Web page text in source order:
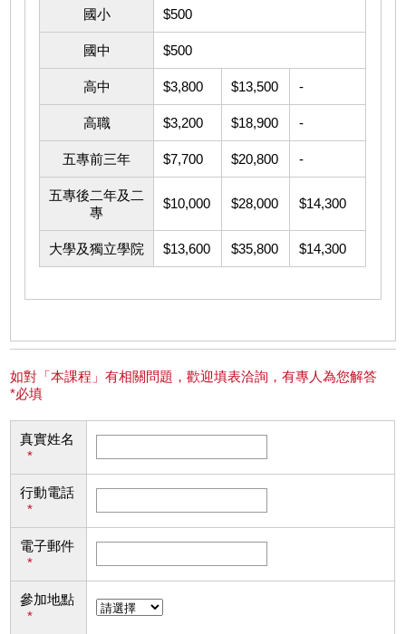
國小 $500
國中 $500
高中 $3,800 $13,500 -
高職 $3,200 $18,900 -
五專前三年 $7,700 $20,800 -
五專後二年及二
專
$10,000 $28,000 $14,300
大學及獨立學院 $13,600 $35,800 $14,300
如對「本課程」有相關問題，歡迎填表洽詢，有專人為您解答
*必填
真實姓名
*
行動電話
*
電子郵件
*
參加地點
*